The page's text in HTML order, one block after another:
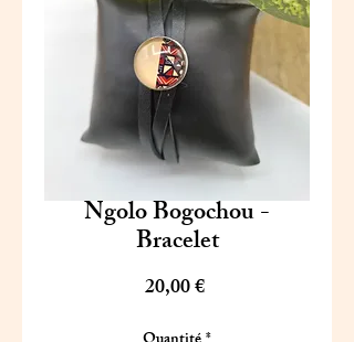
Ngolo Bogochou -
Bracelet
20,00 €Prix